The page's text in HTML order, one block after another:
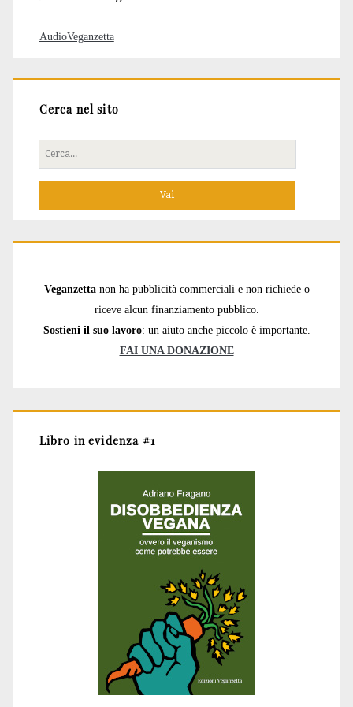
AudioVeganzetta
Cerca nel sito
Cerca
per:
Veganzetta non ha pubblicità commerciali e non richiede o
riceve alcun finanziamento pubblico.
Sostieni il suo lavoro: un aiuto anche piccolo è importante.
FAI UNA DONAZIONE
Libro in evidenza #1